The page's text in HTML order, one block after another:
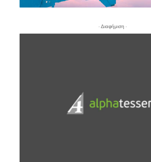
- Διαφήμιση -